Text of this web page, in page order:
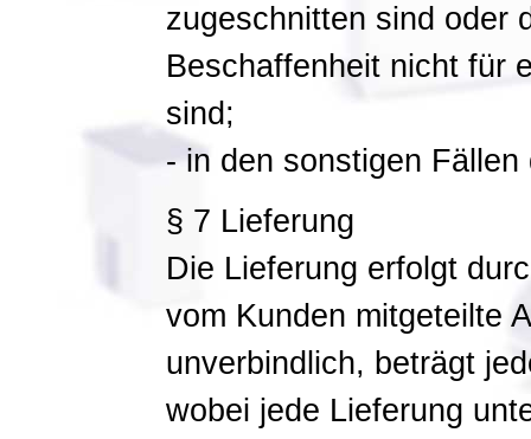
zugeschnitten sind oder
Beschaffenheit nicht für
sind;
- in den sonstigen
§ 7 Lieferung
Die Lieferung erfolgt
vom Kunden mitgeteilte
unverbindlich, beträgt
wobei jede Lieferung